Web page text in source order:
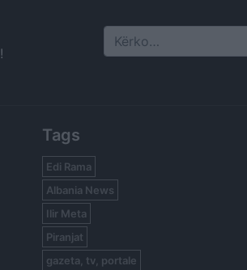
Search
Tags
Edi Rama
Albania News
Ilir Meta
Piranjat
gazeta, tv, portale